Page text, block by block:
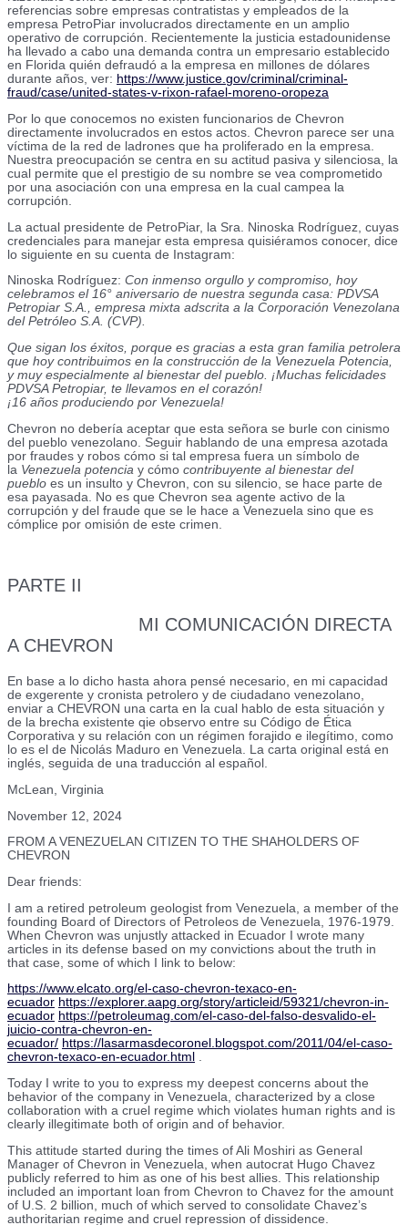
referencias sobre empresas contratistas y empleados de la
empresa PetroPiar involucrados directamente en un amplio
operativo de corrupción. Recientemente la justicia estadounidense
ha llevado a cabo una demanda contra un empresario establecido
en Florida quién defraudó a la empresa en millones de dólares
durante años, ver: https://www.justice.gov/criminal/criminal-
fraud/case/united-states-v-rixon-rafael-moreno-oropeza
Por lo que conocemos no existen funcionarios de Chevron
directamente involucrados en estos actos. Chevron parece ser una
víctima de la red de ladrones que ha proliferado en la empresa.
Nuestra preocupación se centra en su actitud pasiva y silenciosa, la
cual permite que el prestigio de su nombre se vea comprometido
por una asociación con una empresa en la cual campea la
corrupción.
La actual presidente de PetroPiar, la Sra. Ninoska Rodríguez, cuyas
credenciales para manejar esta empresa quisiéramos conocer, dice
lo siguiente en su cuenta de Instagram:
Ninoska Rodríguez: Con inmenso orgullo y compromiso, hoy
celebramos el 16° aniversario de nuestra segunda casa: PDVSA
Petropiar S.A., empresa mixta adscrita a la Corporación Venezolana
del Petróleo S.A. (CVP).
Que sigan los éxitos, porque es gracias a esta gran familia petrolera
que hoy contribuimos en la construcción de la Venezuela Potencia,
y muy especialmente al bienestar del pueblo. ¡Muchas felicidades
PDVSA Petropiar, te llevamos en el corazón!
¡16 años produciendo por Venezuela!
Chevron no debería aceptar que esta señora se burle con cinismo
del pueblo venezolano. Seguir hablando de una empresa azotada
por fraudes y robos cómo si tal empresa fuera un símbolo de
la Venezuela potencia y cómo contribuyente al bienestar del
pueblo es un insulto y Chevron, con su silencio, se hace parte de
esa payasada. No es que Chevron sea agente activo de la
corrupción y del fraude que se le hace a Venezuela sino que es
cómplice por omisión de este crimen.
PARTE II
MI COMUNICACIÓN DIRECTA
A CHEVRON
En base a lo dicho hasta ahora pensé necesario, en mi capacidad
de exgerente y cronista petrolero y de ciudadano venezolano,
enviar a CHEVRON una carta en la cual hablo de esta situación y
de la brecha existente qie observo entre su Código de Ética
Corporativa y su relación con un régimen forajido e ilegítimo, como
lo es el de Nicolás Maduro en Venezuela. La carta original está en
inglés, seguida de una traducción al español.
McLean, Virginia
November 12, 2024
FROM A VENEZUELAN CITIZEN TO THE SHAHOLDERS OF
CHEVRON
Dear friends:
I am a retired petroleum geologist from Venezuela, a member of the
founding Board of Directors of Petroleos de Venezuela, 1976-1979.
When Chevron was unjustly attacked in Ecuador I wrote many
articles in its defense based on my convictions about the truth in
that case, some of which I link to below:
https://www.elcato.org/el-caso-chevron-texaco-en-
ecuador https://explorer.aapg.org/story/articleid/59321/chevron-in-
ecuador https://petroleumag.com/el-caso-del-falso-desvalido-el-
juicio-contra-chevron-en-
ecuador/ https://lasarmasdecoronel.blogspot.com/2011/04/el-caso-
chevron-texaco-en-ecuador.html .
Today I write to you to express my deepest concerns about the
behavior of the company in Venezuela, characterized by a close
collaboration with a cruel regime which violates human rights and is
clearly illegitimate both of origin and of behavior.
This attitude started during the times of Ali Moshiri as General
Manager of Chevron in Venezuela, when autocrat Hugo Chavez
publicly referred to him as one of his best allies. This relationship
included an important loan from Chevron to Chavez for the amount
of U.S. 2 billion, much of which served to consolidate Chavez’s
authoritarian regime and cruel repression of dissidence.